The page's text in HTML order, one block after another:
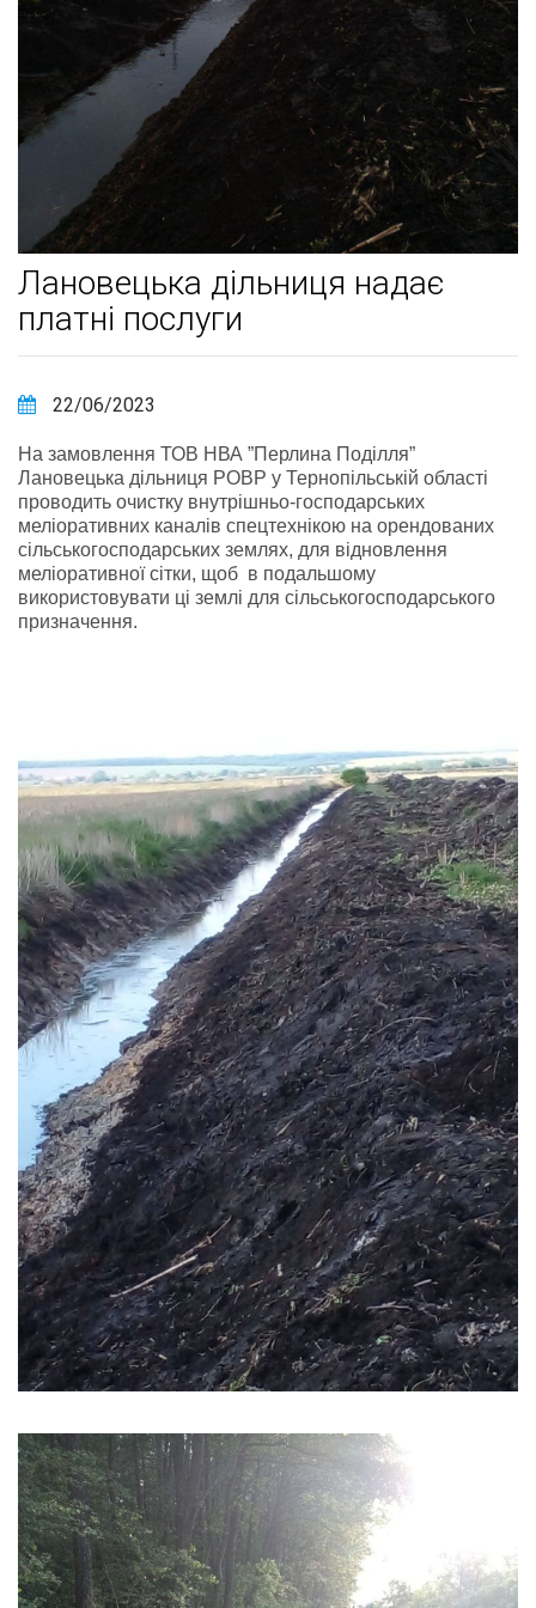
Лановецька дільниця надає
платні послуги
22/06/2023
На замовлення ТОВ НВА ”Перлина Поділля”
Лановецька дільниця РОВР у Тернопільській області
проводить очистку внутрішньо-господарських
меліоративних каналів спецтехнікою на орендованих
сільськогосподарських землях, для відновлення
меліоративної сітки, щоб в подальшому
використовувати ці землі для сільськогосподарського
призначення.